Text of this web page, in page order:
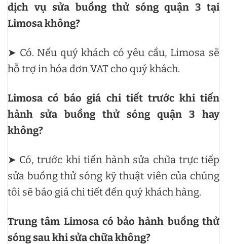
dịch vụ sửa buồng thử sóng quận 3 tại
Limosa không?
➤ Có. Nếu quý khách có yêu cầu, Limosa sẽ
hỗ trợ in hóa đơn VAT cho quý khách.
Limosa có báo giá chi tiết trước khi tiến
hành sửa buồng thử sóng quận 3 hay
không?
➤ Có, trước khi tiến hành sửa chữa trực tiếp
sửa buồng thử sóng kỹ thuật viên của chúng
tôi sẽ báo giá chi tiết đến quý khách hàng.
Trung tâm Limosa có bảo hành buồng thử
sóng sau khi sửa chữa không?